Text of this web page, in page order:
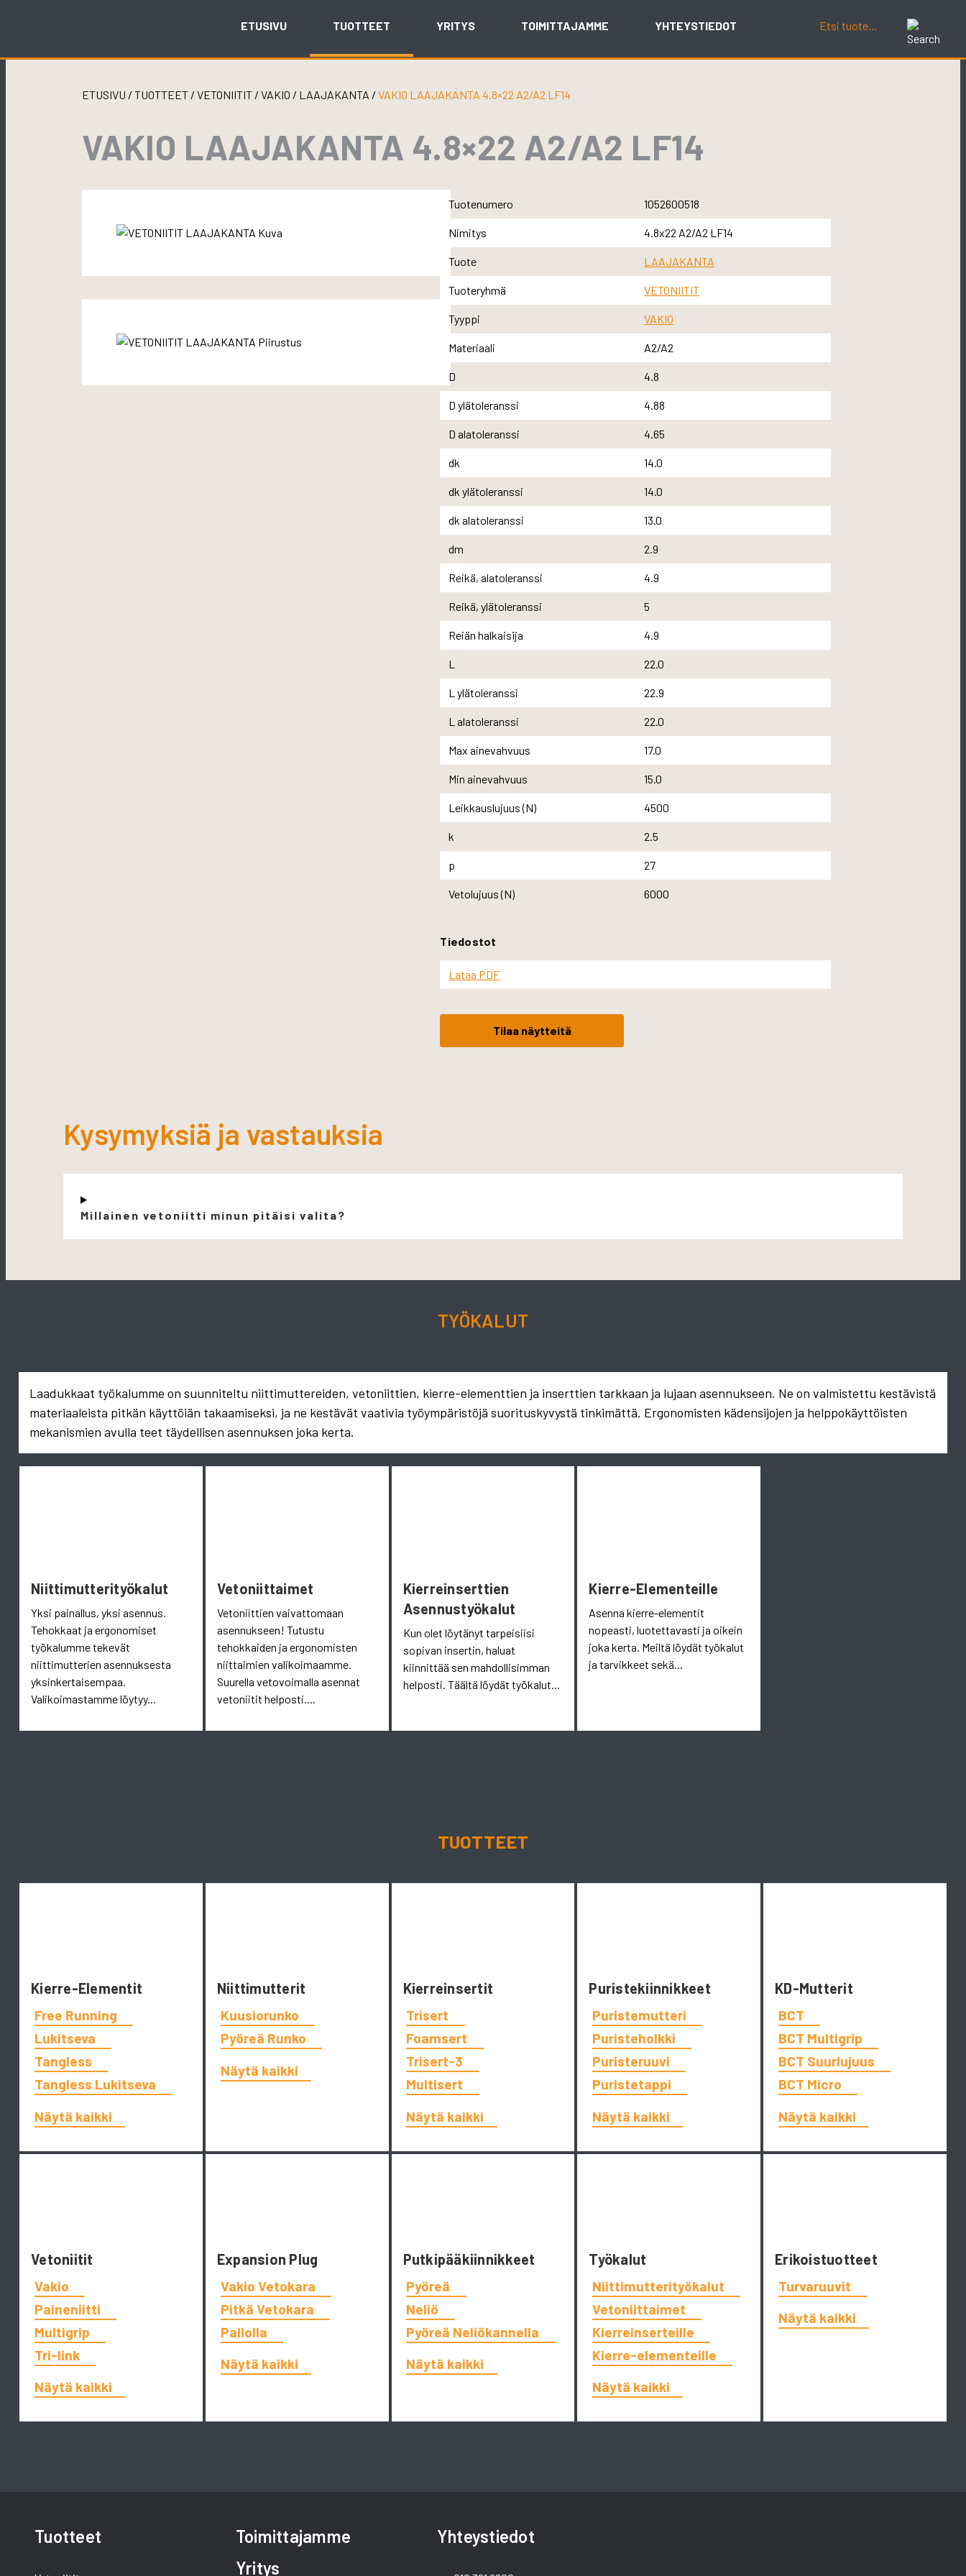
ETUSIVU TUOTTEET YRITYS TOIMITTAJAMME YHTEYSTIEDOT
ETUSIVU /TUOTTEET /VETONIITIT /VAKIO / LAAJAKANTA /VAKIO LAAJAKANTA 4.8×22 A2/A2 LF14
VAKIO LAAJAKANTA 4.8×22 A2/A2 LF14
Tuotenumero 1052600518
Nimitys 4.8x22 A2/A2 LF14
Tuote LAAJAKANTA
Tuoteryhmä VETONIITIT
Tyyppi VAKIO
Materiaali A2/A2
D 4.8
D ylätoleranssi 4.88
D alatoleranssi 4.65
dk 14.0
dk ylätoleranssi 14.0
dk alatoleranssi 13.0
dm 2.9
Reikä, alatoleranssi 4.9
Reikä, ylätoleranssi 5
Reiän halkaisija 4.9
L 22.0
L ylätoleranssi 22.9
L alatoleranssi 22.0
Max ainevahvuus 17.0
Min ainevahvuus 15.0
Leikkauslujuus (N) 4500
k 2.5
p 27
Vetolujuus (N) 6000
Tiedostot
Lataa PDF
Tilaa näytteitä
Kysymyksiä ja vastauksia
Millainen vetoniitti minun pitäisi valita?
TYÖKALUT
Laadukkaat työkalumme on suunniteltu niittimuttereiden, vetoniittien, kierre-elementtien ja inserttien tarkkaan ja lujaan asennukseen. Ne on valmistettu kestävistä
materiaaleista pitkän käyttöiän takaamiseksi, ja ne kestävät vaativia työympäristöjä suorituskyvystä tinkimättä. Ergonomisten kädensijojen ja helppokäyttöisten
mekanismien avulla teet täydellisen asennuksen joka kerta.
Niittimutterityökalut
Yksi painallus, yksi asennus.
Tehokkaat ja ergonomiset
työkalumme tekevät
niittimutterien asennuksesta
yksinkertaisempaa.
Valikoimastamme löytyy...
Vetoniittaimet
Vetoniittien vaivattomaan
asennukseen! Tutustu
tehokkaiden ja ergonomisten
niittaimien valikoimaamme.
Suurella vetovoimalla asennat
vetoniitit helposti....
Kierreinserttien
Asennustyökalut
Kun olet löytänyt tarpeisiisi
sopivan insertin, haluat
kiinnittää sen mahdollisimman
helposti. Täältä löydät työkalut...
Kierre-Elementeille
Asenna kierre-elementit
nopeasti, luotettavasti ja oikein
joka kerta. Meiltä löydät työkalut
ja tarvikkeet sekä...
TUOTTEET
Kierre-Elementit
Free Running
Lukitseva
Tangless
Tangless Lukitseva
Näytä kaikki
Niittimutterit
Kuusiorunko
Pyöreä Runko
Näytä kaikki
Kierreinsertit
Trisert
Foamsert
Trisert-3
Multisert
Näytä kaikki
Puristekiinnikkeet
Puristemutteri
Puristeholkki
Puristeruuvi
Puristetappi
Näytä kaikki
KD-Mutterit
BCT
BCT Multigrip
BCT Suurlujuus
BCT Micro
Näytä kaikki
Vetoniitit
Vakio
Paineniitti
Multigrip
Tri-link
Näytä kaikki
Expansion Plug
Vakio Vetokara
Pitkä Vetokara
Pallolla
Näytä kaikki
Putkipääkiinnikkeet
Pyöreä
Neliö
Pyöreä Neliökannella
Näytä kaikki
Työkalut
Niittimutterityökalut
Vetoniittaimet
Kierreinserteille
Kierre-elementeille
Näytä kaikki
Erikoistuotteet
Turvaruuvit
Näytä kaikki
Tuotteet
Toimittajamme
Yritys
Yhteystiedot